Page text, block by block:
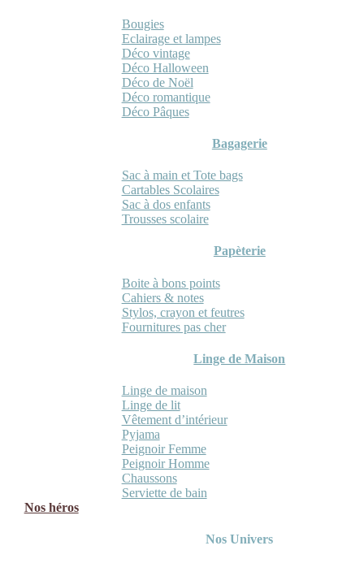
Bougies
Eclairage et lampes
Déco vintage
Déco Halloween
Déco de Noël
Déco romantique
Déco Pâques
Bagagerie
Sac à main et Tote bags
Cartables Scolaires
Sac à dos enfants
Trousses scolaire
Papèterie
Boite à bons points
Cahiers & notes
Stylos, crayon et feutres
Fournitures pas cher
Linge de Maison
Linge de maison
Linge de lit
Vêtement d’intérieur
Pyjama
Peignoir Femme
Peignoir Homme
Chaussons
Serviette de bain
Nos héros
Nos Univers